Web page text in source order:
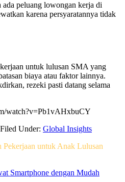
peluang lowongan kerja di
karena persyaratannya tidak
untuk lulusan SMA yang
biaya atau faktor lainnya.
rezeki pasti datang selama
watch?v=Pb1vAHxbuCY
Filed Under: Global Insights
Pekerjaan untuk Anak Lulusan